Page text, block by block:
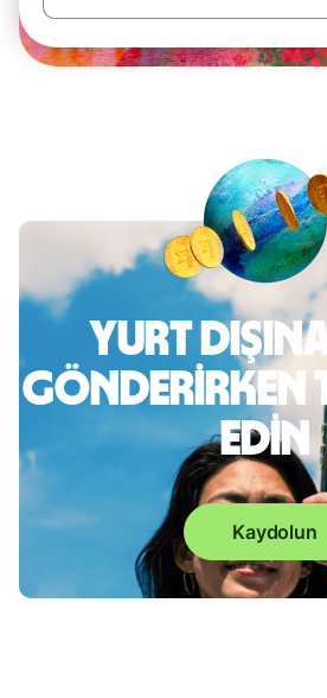
Yurt
gönderirken
edin
Kaydolun